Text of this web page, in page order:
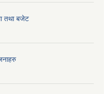
तथा बजेट